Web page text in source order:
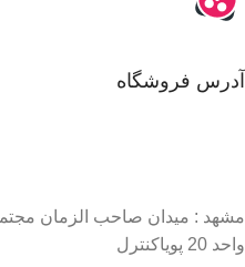
آدرس فروشگاه
مشهد : میدان صاحب الزمان
واحد 20 پویاکنترل